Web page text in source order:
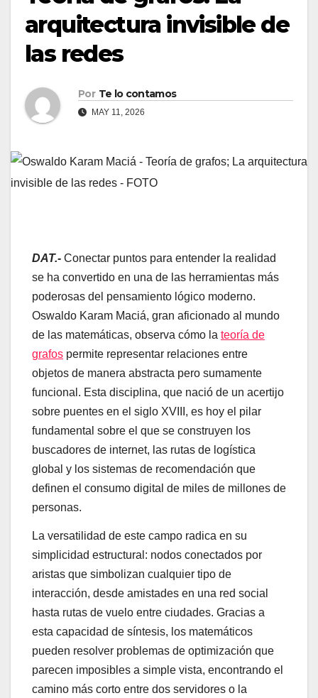
arquitectura invisible de
las redes
Por Te lo contamos
MAY 11, 2026
DAT.- Conectar puntos para entender la realidad
se ha convertido en una de las herramientas más
poderosas del pensamiento lógico moderno.
Oswaldo Karam Maciá, gran aficionado al mundo
de las matemáticas, observa cómo la teoría de
grafos permite representar relaciones entre
objetos de manera abstracta pero sumamente
funcional. Esta disciplina, que nació de un acertijo
sobre puentes en el siglo XVIII, es hoy el pilar
fundamental sobre el que se construyen los
buscadores de internet, las rutas de logística
global y los sistemas de recomendación que
definen el consumo digital de miles de millones de
personas.
La versatilidad de este campo radica en su
simplicidad estructural: nodos conectados por
aristas que simbolizan cualquier tipo de
interacción, desde amistades en una red social
hasta rutas de vuelo entre ciudades. Gracias a
esta capacidad de síntesis, los matemáticos
pueden resolver problemas de optimización que
parecen imposibles a simple vista, encontrando el
camino más corto entre dos servidores o la